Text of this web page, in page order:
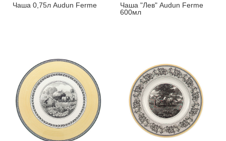
Чаша 0,75л Audun Ferme
Чаша "Лев" Audun Ferme
600мл